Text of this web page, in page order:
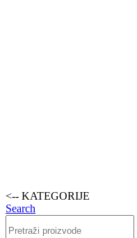
<-- KATEGORIJE
Search